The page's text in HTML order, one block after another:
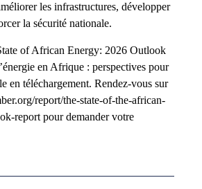
les infrastructures, développer
la sécurité nationale.
of African Energy: 2026 Outlook
en Afrique : perspectives pour
en téléchargement. Rendez-vous sur
report/the-state-of-the-african-
report pour demander votre